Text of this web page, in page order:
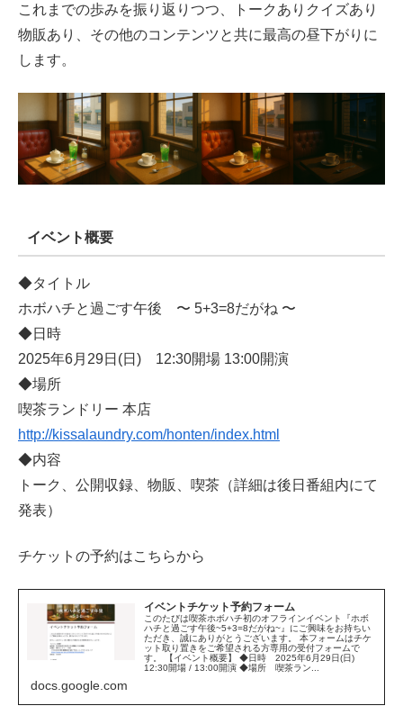
これまでの歩みを振り返りつつ、トークありクイズあり
物販あり、その他のコンテンツと共に最高の昼下がりに
します。
イベント概要
◆タイトル
ホボハチと過ごす午後 〜 5+3=8だがね 〜
◆日時
2025年6月29日(日) 12:30開場 13:00開演
◆場所
喫茶ランドリー 本店
http://kissalaundry.com/honten/index.html
◆内容
トーク、公開収録、物販、喫茶（詳細は後日番組内にて
発表）
チケットの予約はこちらから
イベントチケット予約フォーム
このたびは喫茶ホボハチ初のオフラインイベント『ホボ
ハチと過ごす午後~5+3=8だがね~』にご興味をお持ちい
ただき、誠にありがとうございます。 本フォームはチケ
ット取り置きをご希望される方専用の受付フォームで
す。 【イベント概要】 ◆日時 2025年6月29日(日)
12:30開場 / 13:00開演 ◆場所 喫茶ラン...
docs.google.com